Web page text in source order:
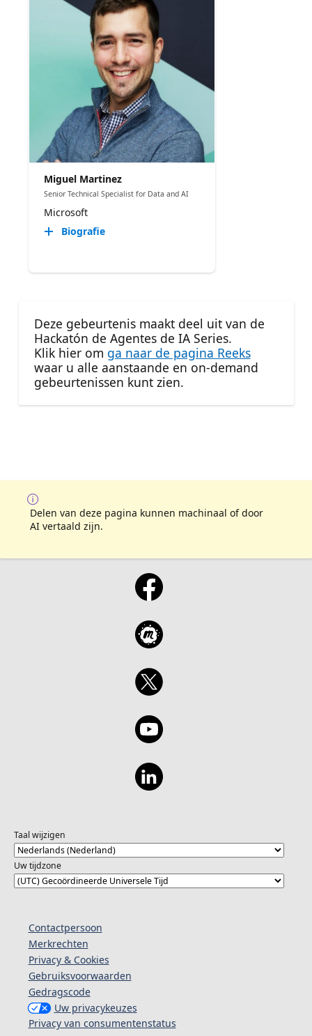
Miguel Martinez
Senior Technical Specialist for Data and AI
Microsoft
Biografie
Deze gebeurtenis maakt deel uit van de
Hackatón de Agentes de IA Series.
Klik hier om ga naar de pagina Reeks
waar u alle aanstaande en on-demand
gebeurtenissen kunt zien.
Delen van deze pagina kunnen machinaal of door
AI vertaald zijn.
Taal wijzigen
Uw tijdzone
Contactpersoon
Merkrechten
Privacy & Cookies
Gebruiksvoorwaarden
Gedragscode
Uw privacykeuzes
Privacy van consumentenstatus